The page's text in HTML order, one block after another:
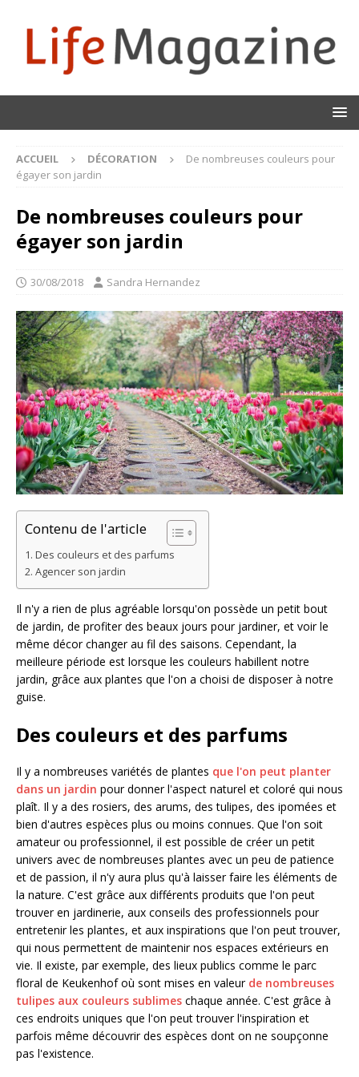
ACCUEIL DÉCORATION
De nombreuses couleurs pour
égayer son jardin
De nombreuses couleurs pour
égayer son jardin
30/08/2018 Sandra Hernandez
Contenu de l'article
Des couleurs et des parfums
Agencer son jardin
Il n'y a rien de plus agréable lorsqu'on possède un petit bout
de jardin, de profiter des beaux jours pour jardiner, et voir le
même décor changer au fil des saisons. Cependant, la
meilleure période est lorsque les couleurs habillent notre
jardin, grâce aux plantes que l'on a choisi de disposer à notre
guise.
Des couleurs et des parfums
Il y a nombreuses variétés de plantes que l'on peut planter
dans un jardin pour donner l'aspect naturel et coloré qui nous
plaît. Il y a des rosiers, des arums, des tulipes, des ipomées et
bien d'autres espèces plus ou moins connues. Que l'on soit
amateur ou professionnel, il est possible de créer un petit
univers avec de nombreuses plantes avec un peu de patience
et de passion, il n'y aura plus qu'à laisser faire les éléments de
la nature. C'est grâce aux différents produits que l'on peut
trouver en jardinerie, aux conseils des professionnels pour
entretenir les plantes, et aux inspirations que l'on peut trouver,
qui nous permettent de maintenir nos espaces extérieurs en
vie. Il existe, par exemple, des lieux publics comme le parc
floral de Keukenhof où sont mises en valeur de nombreuses
tulipes aux couleurs sublimes chaque année. C'est grâce à
ces endroits uniques que l'on peut trouver l'inspiration et
parfois même découvrir des espèces dont on ne soupçonne
pas l'existence.